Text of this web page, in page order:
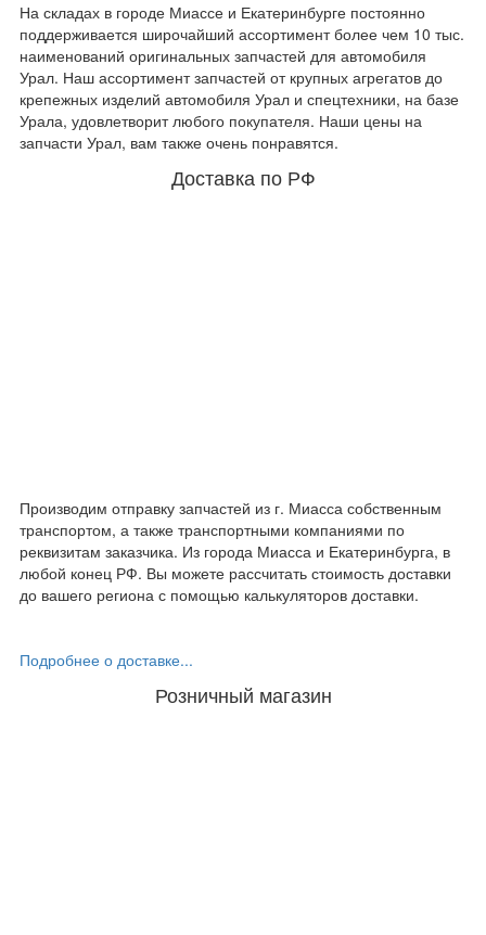
На складах в городе Миассе и Екатеринбурге постоянно
поддерживается широчайший ассортимент более чем 10 тыс.
наименований оригинальных запчастей для автомобиля
Урал. Наш ассортимент запчастей от крупных агрегатов до
крепежных изделий автомобиля Урал и спецтехники, на базе
Урала, удовлетворит любого покупателя. Наши цены на
запчасти Урал, вам также очень понравятся.
Доставка по РФ
Производим отправку запчастей из г. Миасса собственным
транспортом, а также транспортными компаниями по
реквизитам заказчика. Из города Миасса и Екатеринбурга, в
любой конец РФ. Вы можете рассчитать стоимость доставки
до вашего региона с помощью калькуляторов доставки.
Подробнее о доставке...
Розничный магазин